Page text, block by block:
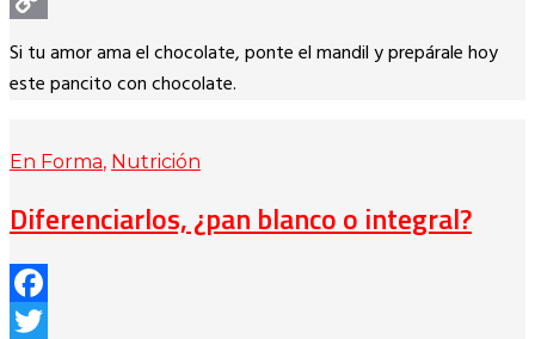
Copy
Link
Si tu amor ama el chocolate, ponte el mandil y prepárale hoy
este pancito con chocolate.
En Forma, Nutrición
Diferenciarlos, ¿pan blanco o integral?
Facebook